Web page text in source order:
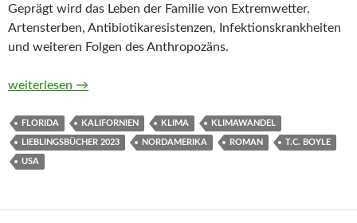
Geprägt wird das Leben der Familie von Extremwetter,
Artensterben, Antibiotikaresistenzen, Infektionskrankheiten
und weiteren Folgen des Anthropozäns.
Blue Skies von T.C. Boyle
weiterlesen →
FLORIDA KALIFORNIEN KLIMA KLIMAWANDEL
LIEBLINGSBÜCHER 2023 NORDAMERIKA ROMAN T.C. BOYLE
USA